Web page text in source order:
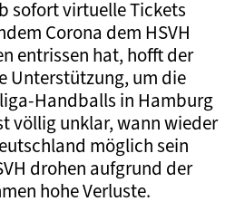
sofort virtuelle Tickets
Corona dem HSVH
entrissen hat, hofft der
Unterstützung, um die
Handballs in Hamburg
völlig unklar, wann wieder
möglich sein
drohen aufgrund der
hohe Verluste.